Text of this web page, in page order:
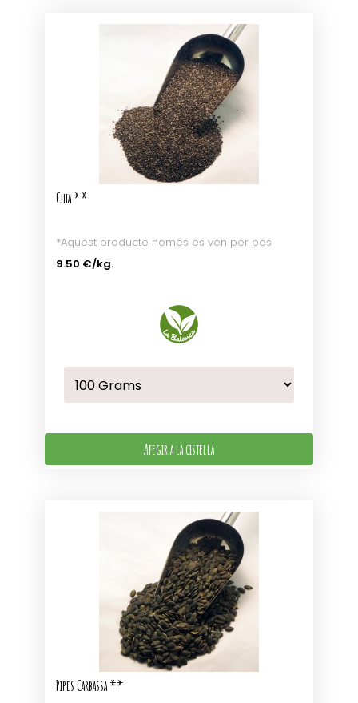
Chia **
*Aquest producte només es ven per pes
9.50 €/kg.
Afegir a la cistella
Pipes Carbassa **